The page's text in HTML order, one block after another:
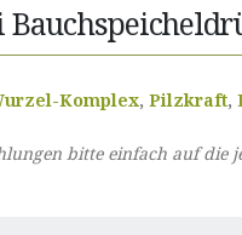
Komplex, Pilzkraft,
bitte einfach auf die